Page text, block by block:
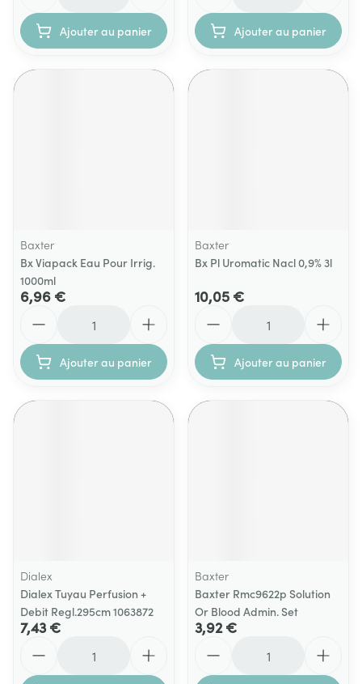
Ajouter au panier Ajouter au panier
Baxter
Bx Viapack Eau Pour Irrig.
1000ml
6,96 €
Ajouter au panier
Baxter
Bx Pl Uromatic Nacl 0,9% 3l
10,05 €
Ajouter au panier
Dialex
Dialex Tuyau Perfusion +
Debit Regl.295cm 1063872
7,43 €
Baxter
Baxter Rmc9622p Solution
Or Blood Admin. Set
3,92 €